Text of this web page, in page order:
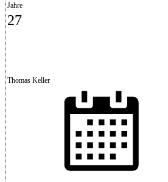
Jahre
27
Thomas Keller